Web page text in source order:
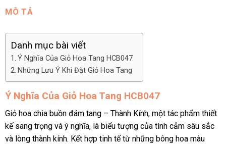
MÔ TẢ
Danh mục bài viết
Ý Nghĩa Của Giỏ Hoa Tang HCB047
Những Lưu Ý Khi Đặt Giỏ Hoa Tang
Ý Nghĩa Của Giỏ Hoa Tang HCB047
Giỏ hoa chia buồn đám tang – Thành Kính, một tác phẩm thiết
kế sang trọng và ý nghĩa, là biểu tượng của tình cảm sâu sắc
và lòng thành kính. Kết hợp tinh tế từ những bông hoa màu